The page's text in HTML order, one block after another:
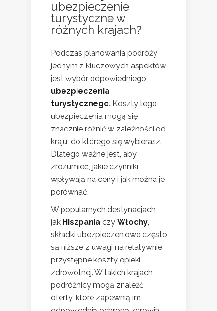
ubezpieczenie
turystyczne w
różnych krajach?
Podczas planowania podróży
jednym z kluczowych aspektów
jest wybór odpowiedniego
ubezpieczenia
turystycznego. Koszty tego
ubezpieczenia mogą się
znacznie różnić w zależności od
kraju, do którego się wybierasz.
Dlatego ważne jest, aby
zrozumieć, jakie czynniki
wpływają na ceny i jak można je
porównać.
W popularnych destynacjach,
jak Hiszpania czy Włochy
składki ubezpieczeniowe często
są niższe z uwagi na relatywnie
przystępne koszty opieki
zdrowotnej. W takich krajach
podróżnicy mogą znaleźć
oferty, które zapewnią im